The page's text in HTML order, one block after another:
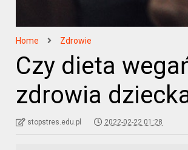
Home Zdrowie
Czy dieta
zdrowia
stopstres.edu.pl 2022-02-22 01:28